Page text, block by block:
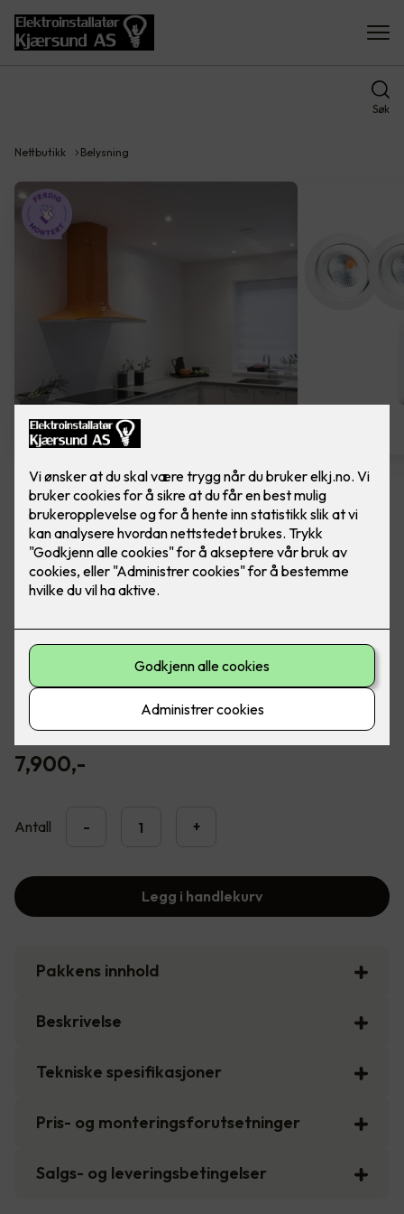
Søk
Nettbutikk Belysning
LED downlights ny installasjon
4 stk, inkl. dimmer
Ferdig montert Junistar ECO hvit 5W med
Led downlight med 42 graders spredningsvinkel og 30
graders vipp i to retninger til innendørs bruk. Dimmbar.
7,900,-
Antall - +
Legg i handlekurv
Pakkens innhold
Beskrivelse
Tekniske spesifikasjoner
Pris- og monteringsforutsetninger
Salgs- og leveringsbetingelser